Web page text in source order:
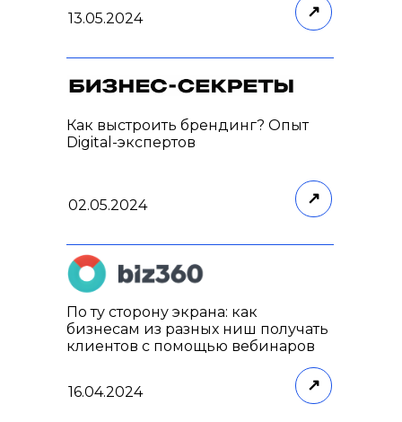
По ту сторону экрана: как
бизнесам из разных ниш получать
клиентов с помощью вебинаров
16.04.2024 ↗
Как выстроить брендинг? Опыт
Digital-экспертов
02.05.2024 ↗
13.05.2024 ↗